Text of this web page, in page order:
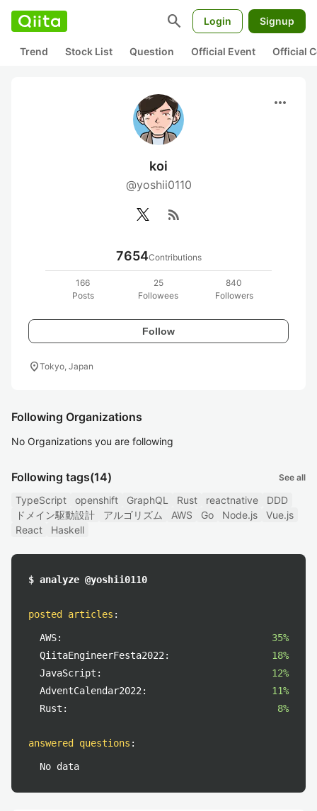
search Login Signup
Trend Stock List Question Official Event Official
more_horiz
koi
@yoshii0110
rss_feed
7654Contributions
166
Posts
25
Followees
840
Followers
Follow
location_onTokyo, Japan
Following Organizations
No Organizations you are following
Following tags(14) See all
TypeScript openshift GraphQL Rust reactnative
DDD
ドメイン駆動設計
アルゴリズム AWS Go Node.js
Vue.js
React
Haskell
$ analyze @yoshii0110
posted articles :
AWS:
35%
QiitaEngineerFesta2022:
18%
JavaScript:
12%
AdventCalendar2022:
11%
Rust:
8%
answered questions :
No data